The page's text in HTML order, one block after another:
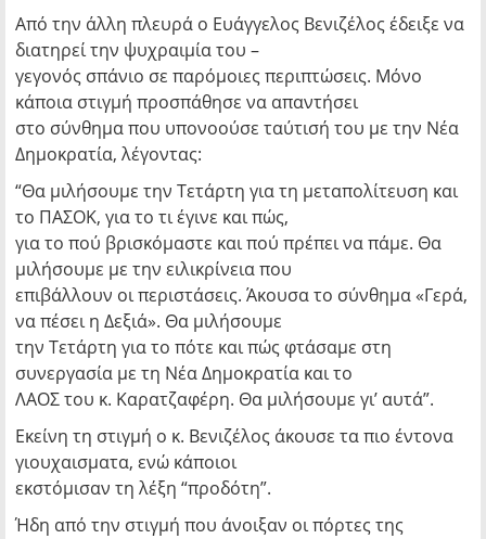
Από την άλλη πλευρά ο Ευάγγελος Βενιζέλος έδειξε να
διατηρεί την ψυχραιμία του –
γεγονός σπάνιο σε παρόμοιες περιπτώσεις. Μόνο
κάποια στιγμή προσπάθησε να απαντήσει
στο σύνθημα που υπονοούσε ταύτισή του με την Νέα
Δημοκρατία, λέγοντας:
“Θα μιλήσουμε την Τετάρτη για τη μεταπολίτευση και
το ΠΑΣΟΚ, για το τι έγινε και πώς,
για το πού βρισκόμαστε και πού πρέπει να πάμε. Θα
μιλήσουμε με την ειλικρίνεια που
επιβάλλουν οι περιστάσεις. Άκουσα το σύνθημα «Γερά,
να πέσει η Δεξιά». Θα μιλήσουμε
την Τετάρτη για το πότε και πώς φτάσαμε στη
συνεργασία με τη Νέα Δημοκρατία και το
ΛΑΟΣ του κ. Καρατζαφέρη. Θα μιλήσουμε γι’ αυτά”.
Εκείνη τη στιγμή ο κ. Βενιζέλος άκουσε τα πιο έντονα
γιουχαισματα, ενώ κάποιοι
εκστόμισαν τη λέξη “προδότη”.
Ήδη από την στιγμή που άνοιξαν οι πόρτες της